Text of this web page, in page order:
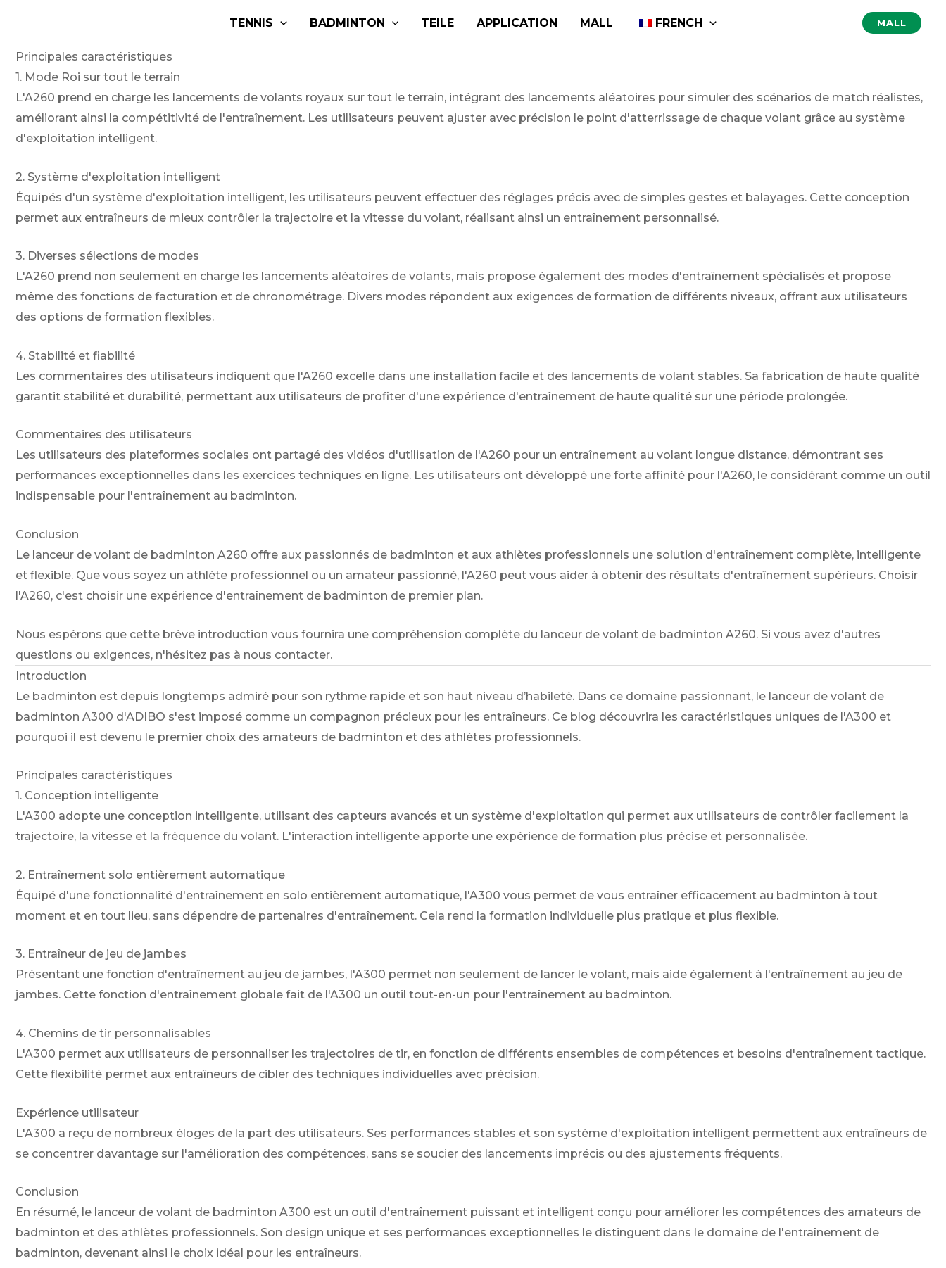
contenu
TENNIS BADMINTON TEILE APPLICATION MALL FRENCH MALL
Principales caractéristiques
1. Mode Roi sur tout le terrain
L'A260 prend en charge les lancements de volants royaux sur tout le terrain, intégrant des lancements aléatoires pour simuler des scénarios de match réalistes,
améliorant ainsi la compétitivité de l'entraînement. Les utilisateurs peuvent ajuster avec précision le point d'atterrissage de chaque volant grâce au système
d'exploitation intelligent.
2. Système d'exploitation intelligent
Équipés d'un système d'exploitation intelligent, les utilisateurs peuvent effectuer des réglages précis avec de simples gestes et balayages. Cette conception
permet aux entraîneurs de mieux contrôler la trajectoire et la vitesse du volant, réalisant ainsi un entraînement personnalisé.
3. Diverses sélections de modes
L'A260 prend non seulement en charge les lancements aléatoires de volants, mais propose également des modes d'entraînement spécialisés et propose
même des fonctions de facturation et de chronométrage. Divers modes répondent aux exigences de formation de différents niveaux, offrant aux utilisateurs
des options de formation flexibles.
4. Stabilité et fiabilité
Les commentaires des utilisateurs indiquent que l'A260 excelle dans une installation facile et des lancements de volant stables. Sa fabrication de haute qualité
garantit stabilité et durabilité, permettant aux utilisateurs de profiter d'une expérience d'entraînement de haute qualité sur une période prolongée.
Commentaires des utilisateurs
Les utilisateurs des plateformes sociales ont partagé des vidéos d'utilisation de l'A260 pour un entraînement au volant longue distance, démontrant ses
performances exceptionnelles dans les exercices techniques en ligne. Les utilisateurs ont développé une forte affinité pour l'A260, le considérant comme un outil
indispensable pour l'entraînement au badminton.
Conclusion
Le lanceur de volant de badminton A260 offre aux passionnés de badminton et aux athlètes professionnels une solution d'entraînement complète, intelligente
et flexible. Que vous soyez un athlète professionnel ou un amateur passionné, l'A260 peut vous aider à obtenir des résultats d'entraînement supérieurs. Choisir
l'A260, c'est choisir une expérience d'entraînement de badminton de premier plan.
Nous espérons que cette brève introduction vous fournira une compréhension complète du lanceur de volant de badminton A260. Si vous avez d'autres
questions ou exigences, n'hésitez pas à nous contacter.
Introduction
Le badminton est depuis longtemps admiré pour son rythme rapide et son haut niveau d’habileté. Dans ce domaine passionnant, le lanceur de volant de
badminton A300 d'ADIBO s'est imposé comme un compagnon précieux pour les entraîneurs. Ce blog découvrira les caractéristiques uniques de l'A300 et
pourquoi il est devenu le premier choix des amateurs de badminton et des athlètes professionnels.
Principales caractéristiques
1. Conception intelligente
L'A300 adopte une conception intelligente, utilisant des capteurs avancés et un système d'exploitation qui permet aux utilisateurs de contrôler facilement la
trajectoire, la vitesse et la fréquence du volant. L'interaction intelligente apporte une expérience de formation plus précise et personnalisée.
2. Entraînement solo entièrement automatique
Équipé d'une fonctionnalité d'entraînement en solo entièrement automatique, l'A300 vous permet de vous entraîner efficacement au badminton à tout
moment et en tout lieu, sans dépendre de partenaires d'entraînement. Cela rend la formation individuelle plus pratique et plus flexible.
3. Entraîneur de jeu de jambes
Présentant une fonction d'entraînement au jeu de jambes, l'A300 permet non seulement de lancer le volant, mais aide également à l'entraînement au jeu de
jambes. Cette fonction d'entraînement globale fait de l'A300 un outil tout-en-un pour l'entraînement au badminton.
4. Chemins de tir personnalisables
L'A300 permet aux utilisateurs de personnaliser les trajectoires de tir, en fonction de différents ensembles de compétences et besoins d'entraînement tactique.
Cette flexibilité permet aux entraîneurs de cibler des techniques individuelles avec précision.
Expérience utilisateur
L'A300 a reçu de nombreux éloges de la part des utilisateurs. Ses performances stables et son système d'exploitation intelligent permettent aux entraîneurs de
se concentrer davantage sur l'amélioration des compétences, sans se soucier des lancements imprécis ou des ajustements fréquents.
Conclusion
En résumé, le lanceur de volant de badminton A300 est un outil d'entraînement puissant et intelligent conçu pour améliorer les compétences des amateurs de
badminton et des athlètes professionnels. Son design unique et ses performances exceptionnelles le distinguent dans le domaine de l'entraînement de
badminton, devenant ainsi le choix idéal pour les entraîneurs.